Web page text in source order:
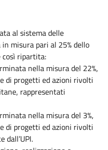
al sistema delle
misura pari al 25% dello
così ripartita:
nella misura del 22%,
di progetti ed azioni rivolti
rappresentati
nella misura del 3%,
di progetti ed azioni rivolti
dall’UPI.